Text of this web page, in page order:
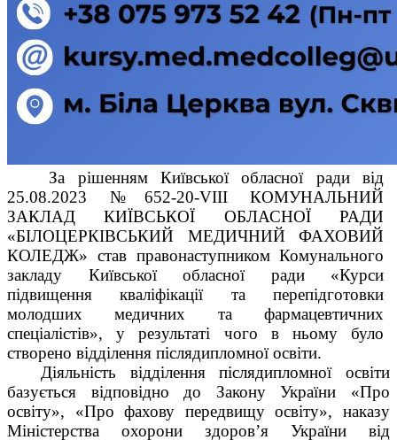
За рішенням Київської обласної ради від
25.08.2023 №652-20-VІІІ КОМУНАЛЬНИЙ
ЗАКЛАД КИЇВСЬКОЇ ОБЛАСНОЇ РАДИ
«БІЛОЦЕРКІВСЬКИЙ МЕДИЧНИЙ ФАХОВИЙ
КОЛЕДЖ» став правонаступником Комунального
закладу Київської обласної ради «Курси
підвищення кваліфікації та перепідготовки
молодших медичних та фармацевтичних
спеціалістів», у результаті чого в ньому було
створено відділення післядипломної освіти.
Діяльність відділення післядипломної освіти
базується відповідно до Закону України «Про
освіту», «Про фахову передвищу освіту», наказу
Міністерства охорони здоров’я України від